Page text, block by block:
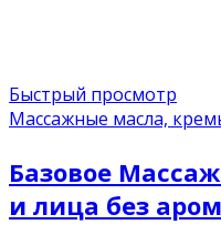
Быстрый просмотр
Массажные масла,
Базовое
и лица без